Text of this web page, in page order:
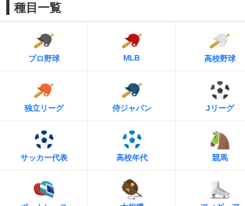
種目一覧
プロ野球 MLB 高校野球
独立リーグ 侍ジャパン Jリーグ
サッカー代表 高校年代 競馬